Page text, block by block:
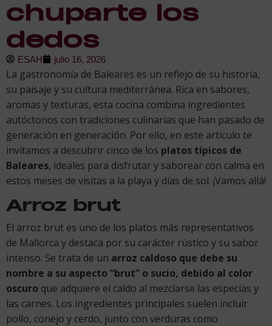
chuparte los
dedos
ESAH julio 16, 2026
La gastronomía de Baleares es un reflejo de su historia,
su paisaje y su cultura mediterránea. Rica en sabores,
aromas y texturas, esta cocina combina ingredientes
autóctonos con tradiciones culinarias que han pasado de
generación en generación. Por ello, en este artículo te
invitamos a descubrir cinco de los platos típicos de
Baleares, ideales para disfrutar y saborear con calma en
estos meses de visitas a la playa y días de sol. ¡Vamos allá!
Arroz brut
El arroz brut es uno de los platos más representativos
de Mallorca y destaca por su carácter rústico y su sabor
intenso. Se trata de un arroz caldoso que debe su
nombre a su aspecto “brut” o sucio, debido al color
oscuro que adquiere el caldo al mezclarse las especias y
las carnes. Los ingredientes principales suelen incluir
pollo, conejo y cerdo, junto con verduras como